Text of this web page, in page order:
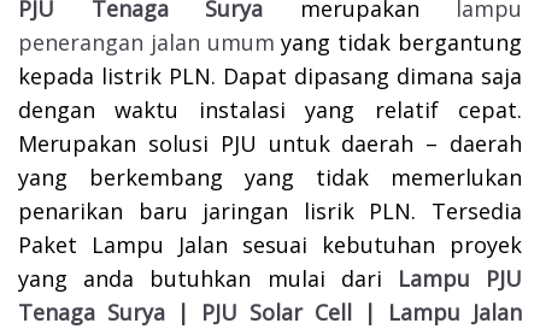
PJU Tenaga Surya merupakan lampu
penerangan jalan umumyang tidak bergantung
kepada listrik PLN. Dapat dipasang dimana saja
dengan waktu instalasi yang relatif cepat.
Merupakan solusi PJU untuk daerah – daerah
yang berkembang yang tidak memerlukan
penarikan baru jaringan lisrik PLN. Tersedia
Paket Lampu Jalan sesuai kebutuhan proyek
yang anda butuhkan mulai dari Lampu PJU
Tenaga Surya | PJU Solar Cell | Lampu Jalan